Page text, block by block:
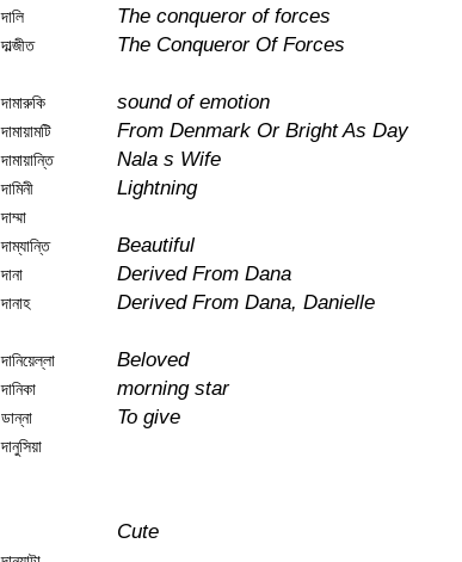
দালি
The conqueror of forces
দাল্জীত
The Conqueror Of Forces
দামারুকি
sound of emotion
দামায়ামটি
From Denmark Or Bright As Day
দামায়ান্তি
Nala s Wife
দামিনী
Lightning
দাম্মা
দাম্যান্তি
Beautiful
দানা
Derived From Dana
দানাহ
Derived From Dana, Danielle
দানিয়েল্লা
Beloved
দানিকা
morning star
ডান্না
To give
দানুসিয়া
Cute